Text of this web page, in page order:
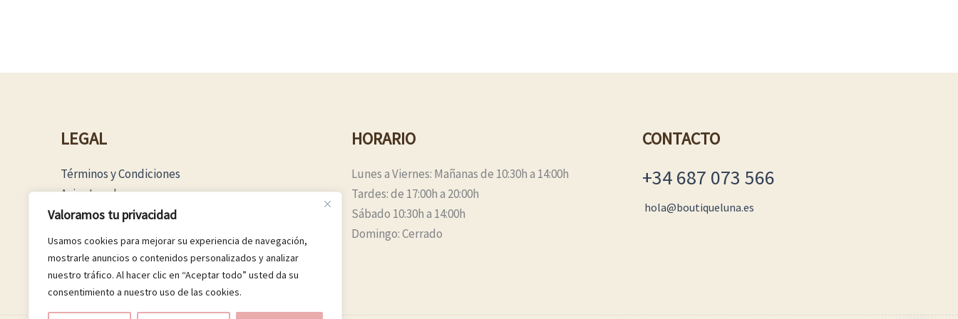
Valoramos tu privacidad
Usamos cookies para mejorar su experiencia de navegación,
mostrarle anuncios o contenidos personalizados y analizar
nuestro tráfico. Al hacer clic en “Aceptar todo” usted da su
consentimiento a nuestro uso de las cookies.
LEGAL
Términos y Condiciones
Aviso Legal
Política Privacidad
Política Cookies
HORARIO
Lunes a Viernes: Mañanas de 10:30h a 14:00h
Tardes: de 17:00h a 20:00h
Sábado 10:30h a 14:00h
Domingo: Cerrado
CONTACTO
+34 687 073 566
hola@boutiqueluna.es